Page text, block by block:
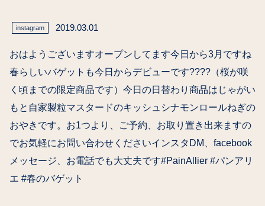
instagram 2019.03.01
おはようございますオープンしてます今日から3月ですね
春らしいバゲットも今日からデビューです????（桜が咲
く頃までの限定商品です）今日の日替わり商品はじゃがい
もと自家製粒マスタードのキッシュシナモンロールねぎの
おやきです。お1つより、ご予約、お取り置き出来ますの
でお気軽にお問い合わせくださいインスタDM、facebook
メッセージ、お電話でも大丈夫です#PainAllier #パンアリ
エ #春のバゲット